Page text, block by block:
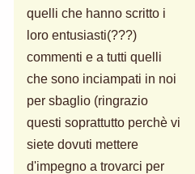
quelli che hanno scritto i
loro entusiasti(???)
commenti e a tutti quelli
che sono inciampati in noi
per sbaglio (ringrazio
questi soprattutto perchè vi
siete dovuti mettere
d'impegno a trovarci per